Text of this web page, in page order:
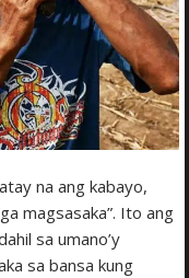
na ang kabayo,
magsasaka”. Ito ang
sa umano’y
sa bansa kung